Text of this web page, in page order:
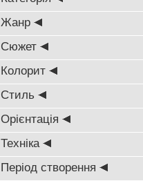
Жанр
Сюжет
Колорит
Стиль
Oрієнтація
Техніка
Період створення